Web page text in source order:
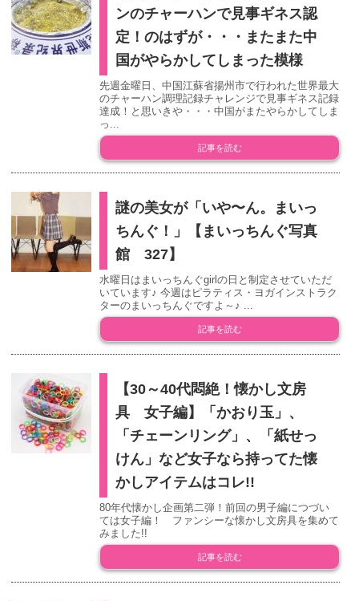
ンのチャーハンで見事ギネス認
定！のはずが・・・またまた中
国がやらかしてしまった模様
先週金曜日、中国江蘇省揚州市で行われた世界最大
のチャーハン調理記録チャレンジで見事ギネス記録
達成！と思いきや・・・中国がまたやらかしてしま
っ...
記事を読む
謎の美女が「いや〜ん。まいっ
ちんぐ！」【まいっちんぐ写真
館 327】
水曜日はまいっちんぐgirlの日と制定させていただ
いています♪ 今週はピラティス・ヨガインストラク
ターのまいっちんぐですよ～♪ ...
記事を読む
【30～40代悶絶！懐かし文房
具 女子編】「かおり玉」、
「チェーンリング」、「紙せっ
けん」など女子なら持ってた懐
かしアイテムはコレ!!
80年代懐かし企画第二弾！前回の男子編につづい
ては女子編！ ファンシーな懐かし文房具を集めて
みました!!
記事を読む